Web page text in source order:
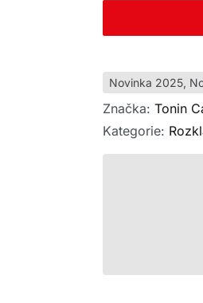
Novinka 2025,
Značka: Tonin
Kategorie: